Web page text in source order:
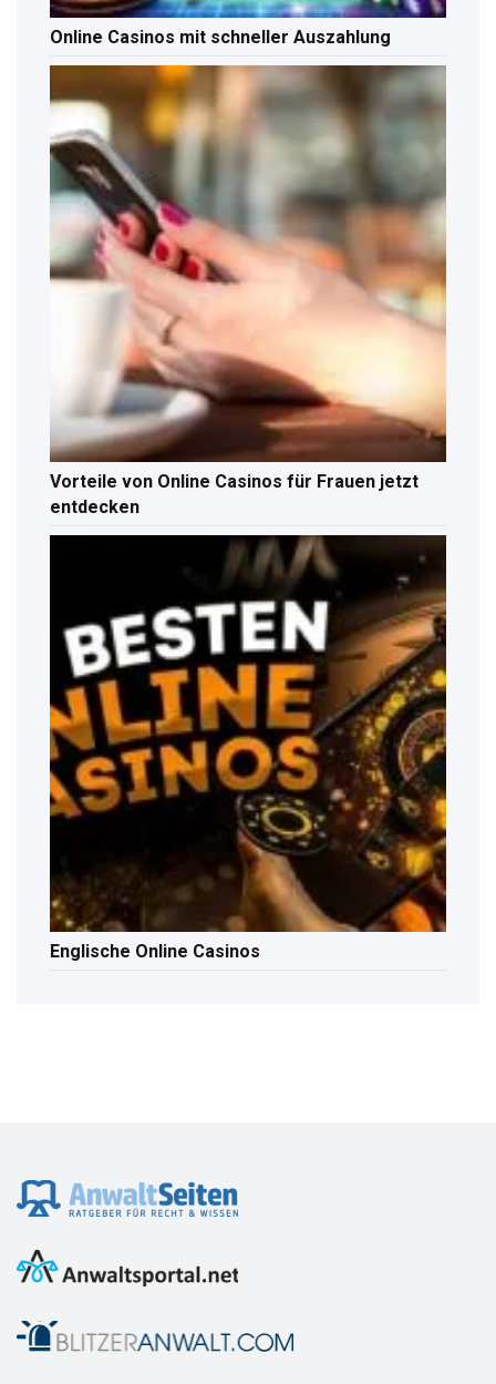
Online Casinos mit schneller Auszahlung
Vorteile von Online Casinos für Frauen jetzt
entdecken
Englische Online Casinos